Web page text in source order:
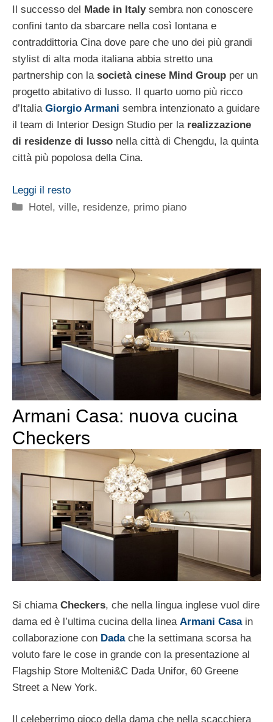
Il successo del Made in Italysembra non conoscere
confini tanto da sbarcare nella così lontana e
contraddittoria Cina dove pare che uno dei più grandi
stylist di alta moda italiana abbia stretto una
partnership con la società cinese Mind Group per un
progetto abitativo di lusso. Il quarto uomo più ricco
d’Italia Giorgio Armani sembra intenzionato a guidare
il team di Interior Design Studio per la realizzazione
di residenze di lusso nella città di Chengdu, la quinta
città più popolosa della Cina.
Leggi il resto
Categorie
Hotel, ville, residenze, primo piano
Armani Casa: nuova cucina
Checkers
Si chiama Checkers, che nella lingua inglese vuol dire
dama ed è l’ultima cucina della linea Armani Casain
collaborazione con Dadache la settimana scorsa ha
voluto fare le cose in grande con la presentazione al
Flagship Store Molteni&C Dada Unifor, 60 Greene
Street a New York.
Il celeberrimo gioco della dama che nella scacchiera